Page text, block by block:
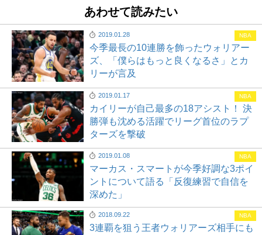
あわせて読みたい
2019.01.28
今季最長の10連勝を飾ったウォリアー
ズ、「僕らはもっと良くなるさ」とカ
リーが言及
NBA
2019.01.17
カイリーが自己最多の18アシスト！ 決
勝弾も沈める活躍でリーグ首位のラプ
ターズを撃破
NBA
2019.01.08
マーカス・スマートが今季好調な3ポイ
ントについて語る「反復練習で自信を
深めた」
NBA
2018.09.22
3連覇を狙う王者ウォリアーズ相手にも
NBA